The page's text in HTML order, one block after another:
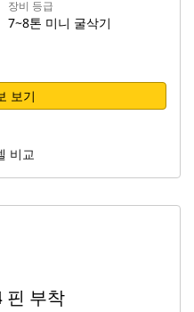
장비 등급
7~8톤 미니 굴삭기
보기
비교
핀 부착